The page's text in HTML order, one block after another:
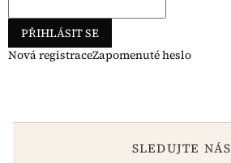
PŘIHLÁSIT SE
Nová registraceZapomenuté heslo
SLEDUJTE NÁS